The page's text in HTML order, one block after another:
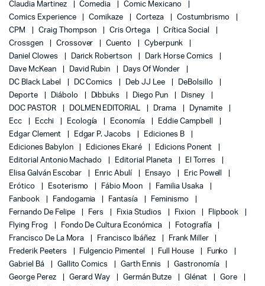
Claudia Martinez
Comedia
Comic Mexicano
Comics Experience
Comikaze Corteza
Costumbrismo
CPM
Craig Thompson Cris Ortega
Crítica Social
Crossgen
Crossover Cuento
Cyberpunk
Daniel Clowes
Darick Robertson
Dark Horse Comics
Dave McKean
David Rubin
Days Of Wonder
DC Black Label
DC Comics Deb JJ Lee
DeBolsillo
Deporte
Diábolo Dibbuks Diego Pun
Disney
DOC PASTOR
DOLMEN EDITORIAL Drama
Dynamite
Ecc
Ecchi Ecología Economía
Eddie Campbell
Edgar Clement
Edgar P. Jacobs
Ediciones B
Ediciones Babylon
Ediciones Ekaré
Edicions Ponent
Editorial Antonio Machado
Editorial Planeta
El Torres
Elisa Galván Escobar
Enric Abulí Ensayo
Eric Powell
Erótico
Esoterismo Fábio Moon
Familia Usaka
Fanbook
Fandogamia Fantasía
Feminismo
Fernando De Felipe
Fers Fixia Studios Fixion
Flipbook
Flying Frog
Fondo De Cultura Económica
Fotografía
Francisco De La Mora
Francisco Ibáñez
Frank Miller
Frederik Peeters
Fulgencio Pimentel Full House
Funko
Gabriel Bá
Gallito Comics Garth Ennis
Gastronomía
George Perez
Gerard Way Germán Butze Glénat
Gore